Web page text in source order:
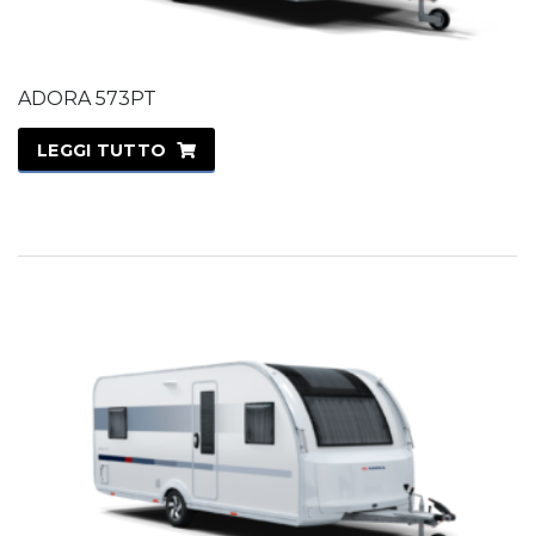
ADORA 573PT
LEGGI TUTTO